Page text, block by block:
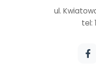
ul.
tel: